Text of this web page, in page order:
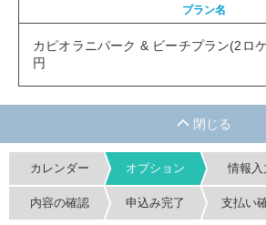
プラン名
カピオラニパーク & ビーチプラン(2ロ
円
カレンダー オプション 情報入
内容の確認 申込み完了 支払い